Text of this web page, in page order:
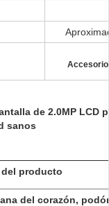
de 2.0MP LCD
sanos
del producto
del corazón,